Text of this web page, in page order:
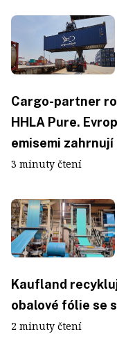
Cargo-partner
HHLA Pure.
emisemi zahrnují
3 minuty čtení
Kaufland
obalové fólie se
2 minuty čtení